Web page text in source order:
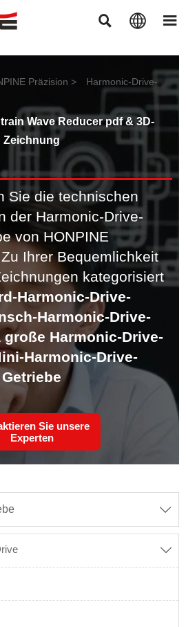
  
Präzision >
Harmonic-Drive-
Wave Reducer pdf & 3D-
Zeichnung
Sie die technischen
der Harmonic-Drive-
von HONPINE
Zu Ihrer Bequemlichkeit
kategorisiert
Harmonic-Drive-
Harmonic-Drive-
große Harmonic-Drive-
Harmonic-Drive-
Getriebe
Sie unsere
Experten

